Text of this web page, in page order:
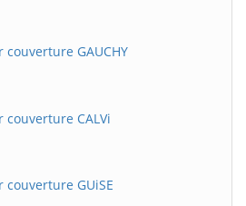
GAUCHY
CALVi
GUiSE